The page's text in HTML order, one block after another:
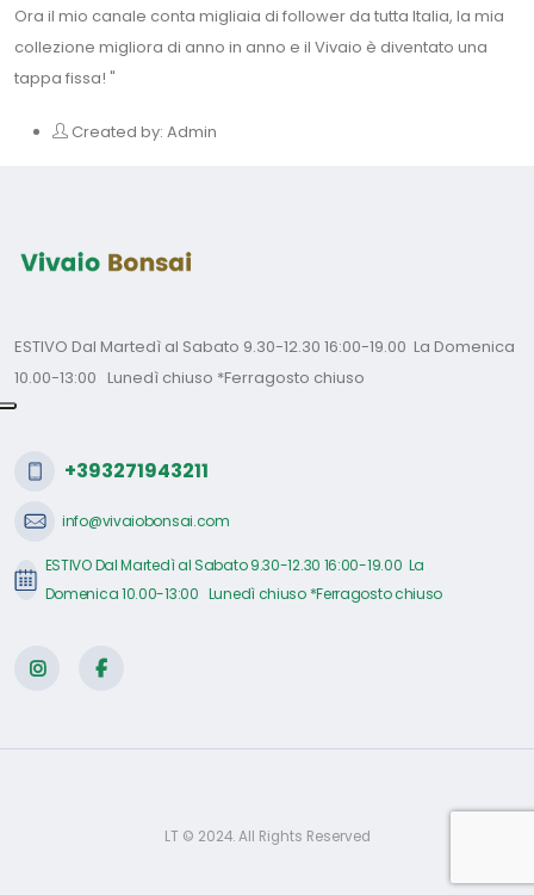
Ora il mio canale conta migliaia di follower da tutta Italia, la mia
collezione migliora di anno in anno e il Vivaio è diventato una
tappa fissa! "
Created by: Admin
ESTIVO Dal Martedì al Sabato 9.30-12.30 16:00-19.00 La Domenica
10.00-13:00 Lunedì chiuso *Ferragosto chiuso
+393271943211
info@vivaiobonsai.com
ESTIVO Dal Martedì al Sabato 9.30-12.30 16:00-19.00 La
Domenica 10.00-13:00 Lunedì chiuso *Ferragosto chiuso
LT © 2024. All Rights Reserved